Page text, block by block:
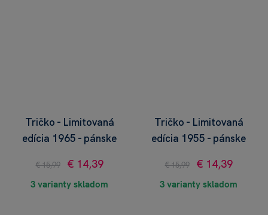
Tričko - Limitovaná
edícia 1965 - pánske
€ 15,99 € 14,39
3 varianty skladom
Tričko - Limitovaná
edícia 1955 - pánske
€ 15,99 € 14,39
3 varianty skladom